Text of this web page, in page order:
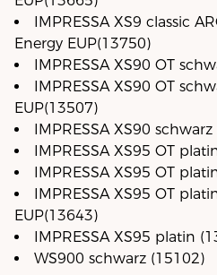
IMPRESSA XS9 classic
Energy EUP(13750)
IMPRESSA XS90 OT
IMPRESSA XS90 OT
EUP(13507)
IMPRESSA XS90
IMPRESSA XS95 OT
IMPRESSA XS95 OT
IMPRESSA XS95 OT
EUP(13643)
IMPRESSA XS95 platin
WS900 schwarz (15102)